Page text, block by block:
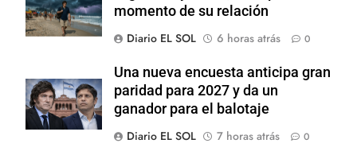
momento de su relación
Diario EL SOL
6 horas atrás 0
Una nueva encuesta anticipa gran
paridad para 2027 y da un
ganador para el balotaje
Diario EL SOL
7 horas atrás 0